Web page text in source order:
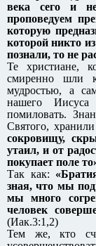
века сего и
проповедуем
которую
которой никто
познали, то не
Те христиане,
смиренно шли
мудростью, а
нашего
помиловать.
Святого,
сокровищу,
утаил, и от
покупает поле
Так как:
зная, что мы
мы много
человек
(Иак.3:1,2)
Тем же, кто